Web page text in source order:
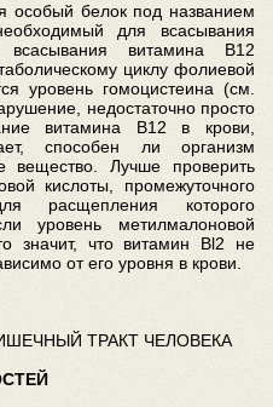
особый белок под названием
для всасывания
витамина B12
циклу фолиевой
уровень гомоцистеина (см.
недостаточно просто
витамина B12 в крови,
способен ли организм
вещество. Лучше проверить
кислоты, промежуточного
расщепления которого
уровень метилмалоновой
значит, что витамин Bl2 не
от его уровня в крови.
ТРАКТ ЧЕЛОВЕКА